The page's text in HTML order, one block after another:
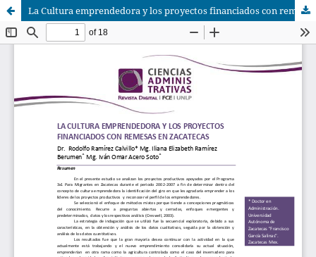
La Cultura emprendedora y los proyectos financiados con remesas en Zacatecas